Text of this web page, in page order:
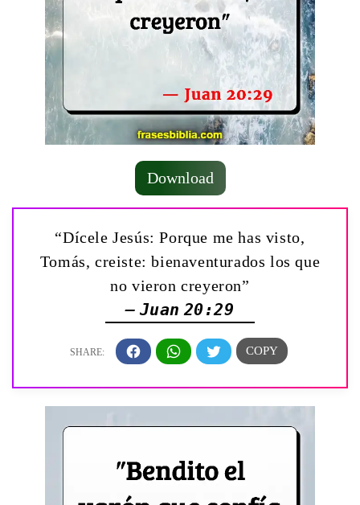
Download
“Dícele Jesús: Porque me has visto,
Tomás, creiste: bienaventurados los que
no vieron creyeron”
— Juan 20:29